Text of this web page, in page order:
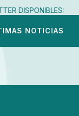
DISPONIBLES:
NOTICIAS